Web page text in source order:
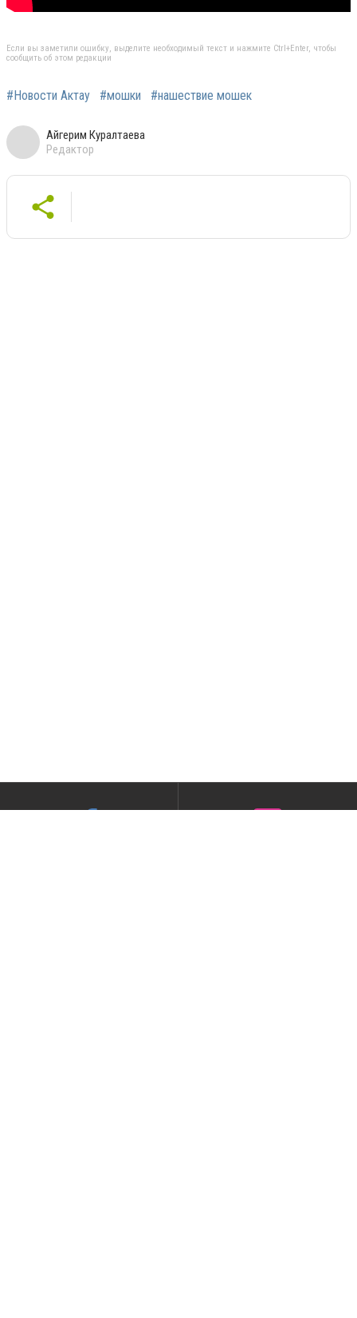
Если вы заметили ошибку, выделите необходимый текст и нажмите Ctrl+Enter, чтобы
сообщить об этом редакции
#Новости Актау #мошки #нашествие мошек
Айгерим Куралтаева
Редактор